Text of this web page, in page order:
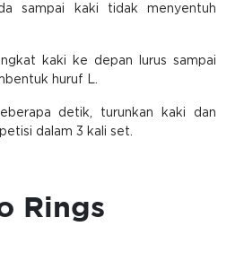
sampai kaki tidak menyentuh
kaki ke depan lurus sampai
huruf L.
detik, turunkan kaki dan
dalam 3 kali set.
Rings